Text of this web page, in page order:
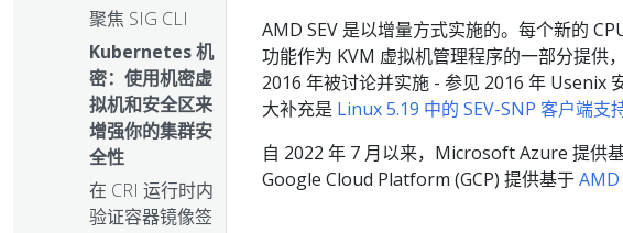
聚焦 SIG CLI
Kubernetes 机
密：使用机密虚
拟机和安全区来
增强你的集群安
全性
在 CRI 运行时内
验证容器镜像签
AMD SEV 是以增量方式实施的。每个新的
功能作为 KVM 虚拟机管理程序的一部分提供
2016 年被讨论并实施 - 参见 2016 年 Usenix
大补充是 Linux 5.19 中的 SEV-SNP 客户端支
自 2022 年 7 月以来，Microsoft Azure 提供
Google Cloud Platform (GCP) 提供基于AMD